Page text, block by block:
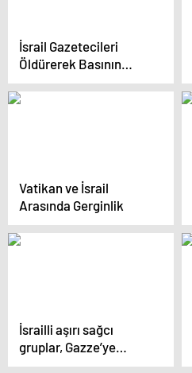
İsrail Gazetecileri
Öldürerek Basının
Sesini Kısıyor
Vatikan ve İsrail
Arasında Gerginlik
İsrailli aşırı sağcı
gruplar, Gazze’ye
gönderilen yardımları